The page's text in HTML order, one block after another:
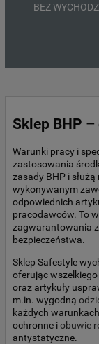
BEZ
Sklep BHP
Warunki pracy i
zastosowania
zasady BHP i
wykonywanym
odpowiednich
pracodawców. To
zagwarantowania
bezpieczeństwa.
Sklep Safestyle
oferując
oraz artykuły
m.in. wygodną
każdych
ochronne iobuwie
antystatyczne.